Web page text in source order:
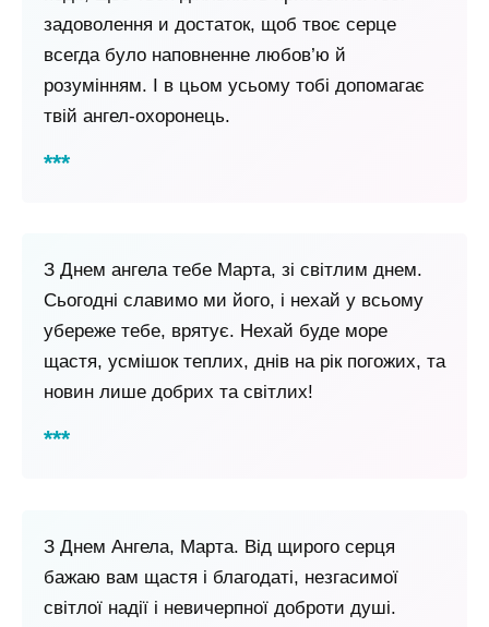
задоволення и достаток, щоб твоє серце
всегда було наповненне любов’ю й
розумінням. І в цьом усьому тобі допомагає
твій ангел-охоронець.
З Днем ангела тебе Марта, зі світлим днем.
Сьогодні славимо ми його, і нехай у всьому
убереже тебе, врятує. Нехай буде море
щастя, усмішок теплих, днів на рік погожих, та
новин лише добрих та світлих!
З Днем Ангела, Марта. Від щирого серця
бажаю вам щастя і благодаті, незгасимої
світлої надії і невичерпної доброти душі.